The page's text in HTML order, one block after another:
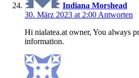
Indiana Morshead
30. März 2023 at 2:00 Antworten
Hi nialatea.at owner, You always
information.